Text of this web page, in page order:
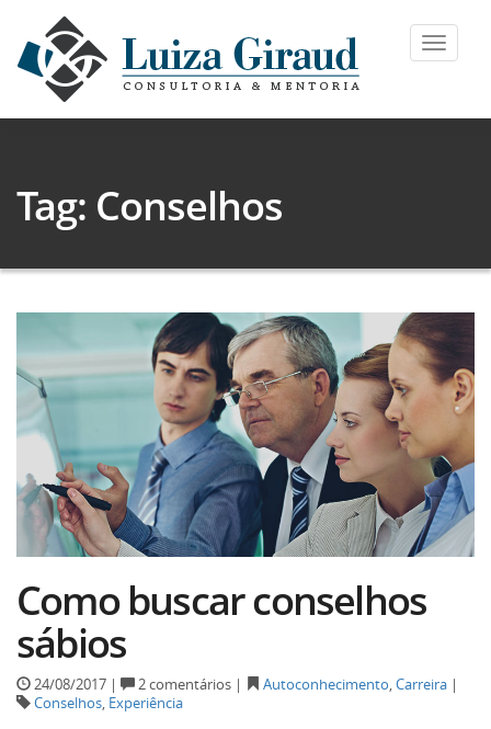
Toggle
Tag: Conselhos
Como buscar conselhos
sábios
24/08/2017 | 2 comentários | Autoconhecimento,Carreira |
Conselhos, Experiência